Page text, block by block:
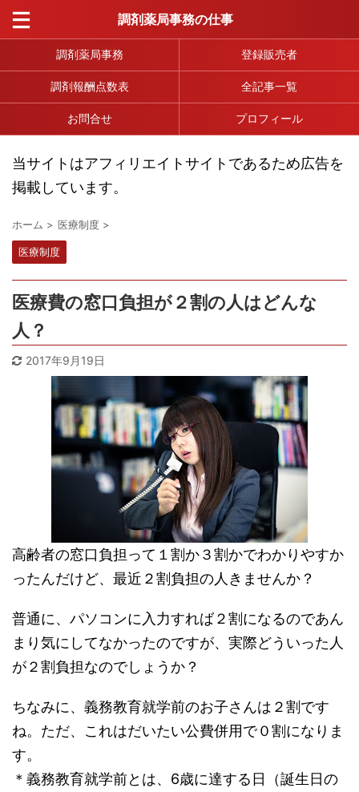
調剤薬局事務の仕事
調剤薬局事務 登録販売者
調剤報酬点数表 全記事一覧
お問合せ プロフィール
当サイトはアフィリエイトサイトであるため広告を
掲載しています。
ホーム > 医療制度 >
医療制度
医療費の窓口負担が２割の人はどんな
人？
2017年9月19日
高齢者の窓口負担って１割か３割かでわかりやすか
ったんだけど、最近２割負担の人きませんか？
普通に、パソコンに入力すれば２割になるのであん
まり気にしてなかったのですが、実際どういった人
が２割負担なのでしょうか？
ちなみに、義務教育就学前のお子さんは２割です
ね。ただ、これはだいたい公費併用で０割になりま
す。
＊義務教育就学前とは、6歳に達する日（誕生日の